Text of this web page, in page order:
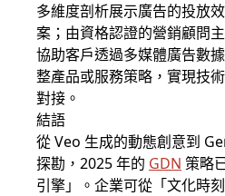
多維度剖析展示廣告的投放
案；由資格認證的營銷顧問
協助客戶透過多媒體廣告數
整產品或服務策略，實現技
對接。
結語
從 Veo 生成的動態創意到
探勘，2025 年的 GDN 策略
引擎」。企業可從「文化時